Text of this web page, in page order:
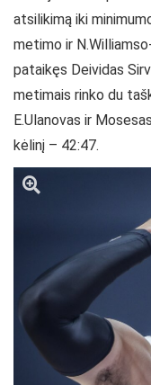
atsilikimą iki
metimo ir
pataikęs Deividas
metimais rinko du
E.Ulanovas ir
kėlinį – 42:47.